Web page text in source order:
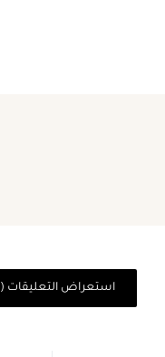
استعراض التعليقات (0)